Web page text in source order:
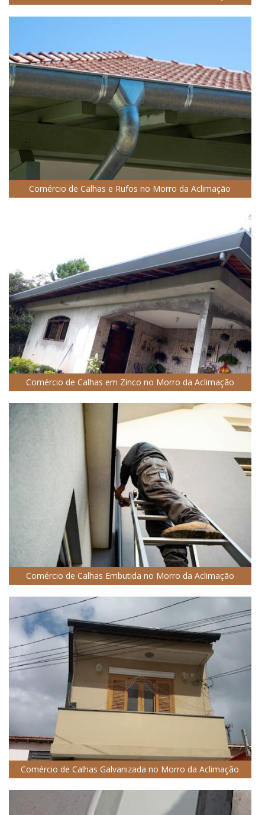
Comércio de Calhas e Rufos no Morro da Aclimação
Comércio de Calhas em Zinco no Morro da Aclimação
Comércio de Calhas Embutida no Morro da Aclimação
Comércio de Calhas Galvanizada no Morro da Aclimação